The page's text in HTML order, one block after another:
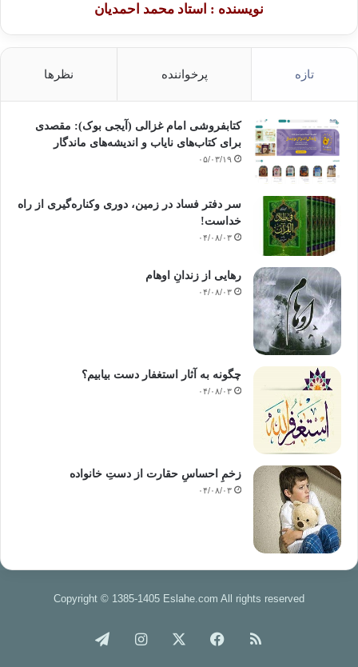
نویسنده : استاد محمد احمدیان
تازه پرخواننده نظرها
کتابفروشی امام غزالی (آیجی بوک): مقصدی
برای کتاب‌های نایاب و اندیشه‌های ماندگار
۰۵/۰۳/۱۹
سر دفتر فساد در زمین‌، دوری وکناره‌گیری از راه
خداست‌!
۰۴/۰۸/۰۳
رهایی از زندانِ اوهام
۰۴/۰۸/۰۳
چگونه به آثار استغفار دست بیابیم؟
۰۴/۰۸/۰۳
زخمِ احساسِ حقارت از دستِ خانواده
۰۴/۰۸/۰۳
Copyright © 1385-1405 Eslahe.com All rights reserved
خوراک فیس اینستاگرام